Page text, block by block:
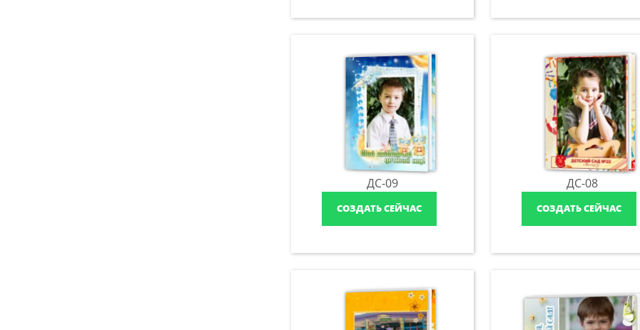
ДС-09
СОЗДАТЬ СЕЙЧАС
ДС-08
СОЗДАТЬ СЕЙЧАС